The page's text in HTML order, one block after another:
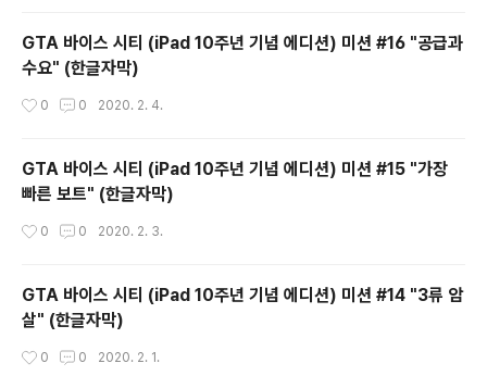
GTA 바이스 시티 (iPad 10주년 기념 에디션) 미션 #16 "공급과
수요" (한글자막)
0 0 2020. 2. 4.
GTA 바이스 시티 (iPad 10주년 기념 에디션) 미션 #15 "가장
빠른 보트" (한글자막)
0 0 2020. 2. 3.
GTA 바이스 시티 (iPad 10주년 기념 에디션) 미션 #14 "3류 암
살" (한글자막)
0 0 2020. 2. 1.